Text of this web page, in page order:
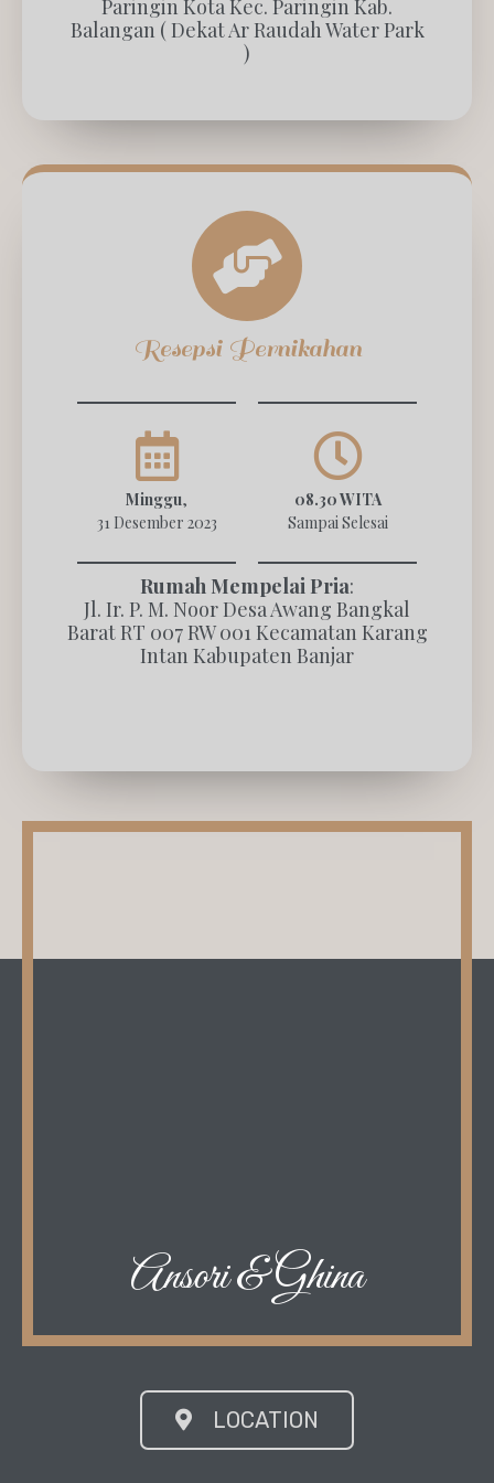
Paringin Kota Kec. Paringin Kab.
Balangan ( Dekat Ar Raudah Water Park
)
Resepsi Pernikahan
Minggu,
31 Desember 2023
08.30 WITA
Sampai Selesai
Rumah Mempelai Pria:
Jl. Ir. P. M. Noor Desa Awang Bangkal
Barat RT 007 RW 001 Kecamatan Karang
Intan Kabupaten Banjar
LOCATION
Ansori & Ghina